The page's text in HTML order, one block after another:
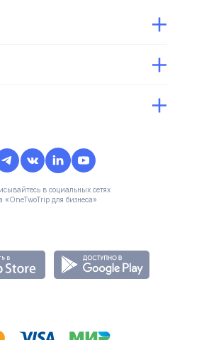
в социальных сетях
«OneTwoTrip для бизнеса»